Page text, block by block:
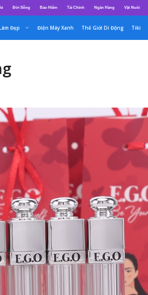
Đời Sống Bảo Hiểm Tài Chính Ngân Hàng Vật Nuôi
Đẹp Điện Máy Xanh Thế Giới Di Động Tiki